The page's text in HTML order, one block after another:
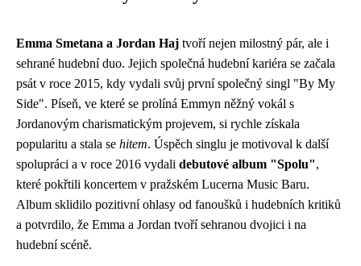
Emma Smetana a Jordan Haj tvoří nejen milostný pár, ale i
sehrané hudební duo. Jejich společná hudební kariéra se začala
psát v roce 2015, kdy vydali svůj první společný singl "By My
Side". Píseň, ve které se prolíná Emmyn něžný vokál s
Jordanovým charismatickým projevem, si rychle získala
popularitu a stala se hitem. Úspěch singlu je motivoval k další
spolupráci a v roce 2016 vydali debutové album "Spolu",
které pokřtili koncertem v pražském Lucerna Music Baru.
Album sklidilo pozitivní ohlasy od fanoušků i hudebních kritiků
a potvrdilo, že Emma a Jordan tvoří sehranou dvojici i na
hudební scéně.